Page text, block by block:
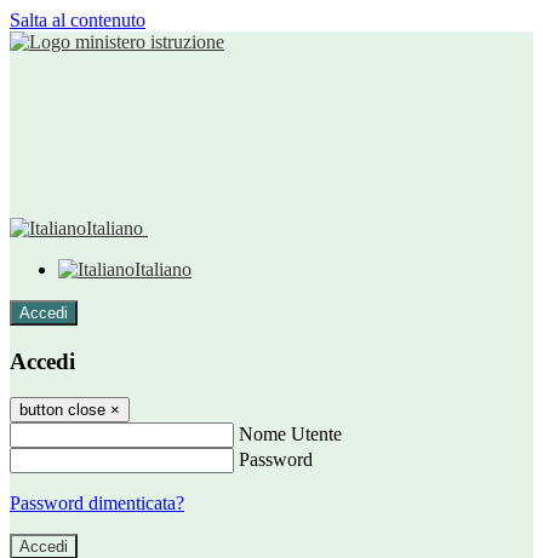
Salta al contenuto
Italiano
Italiano
Accedi
Accedi
button close ×
Nome Utente
Password
Password dimenticata?